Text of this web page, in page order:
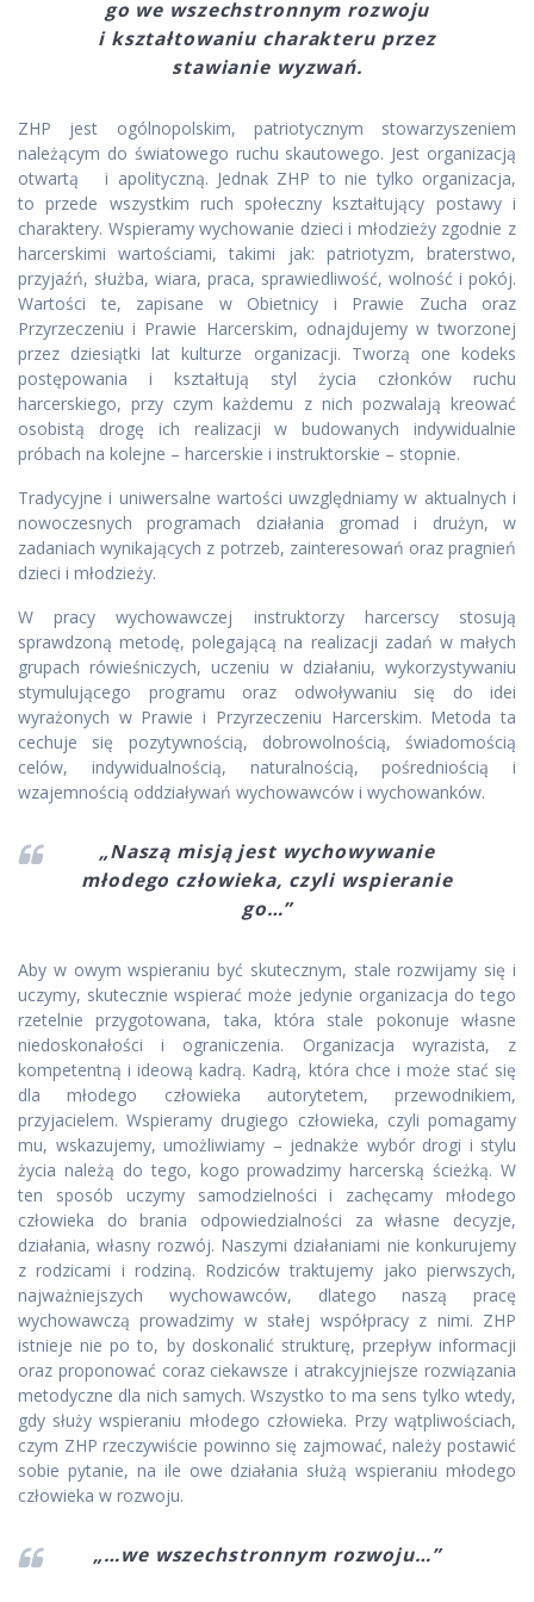
go we wszechstronnym rozwoju
i kształtowaniu charakteru przez
stawianie wyzwań.
ZHP jest ogólnopolskim, patriotycznym stowarzyszeniem
należącym do światowego ruchu skautowego. Jest organizacją
otwartą i apolityczną. Jednak ZHP to nie tylko organizacja,
to przede wszystkim ruch społeczny kształtujący postawy i
charaktery. Wspieramy wychowanie dzieci i młodzieży zgodnie z
harcerskimi wartościami, takimi jak: patriotyzm, braterstwo,
przyjaźń, służba, wiara, praca, sprawiedliwość, wolność i pokój.
Wartości te, zapisane w Obietnicy i Prawie Zucha oraz
Przyrzeczeniu i Prawie Harcerskim, odnajdujemy w tworzonej
przez dziesiątki lat kulturze organizacji. Tworzą one kodeks
postępowania i kształtują styl życia członków ruchu
harcerskiego, przy czym każdemu z nich pozwalają kreować
osobistą drogę ich realizacji w budowanych indywidualnie
próbach na kolejne – harcerskie i instruktorskie – stopnie.
Tradycyjne i uniwersalne wartości uwzględniamy w aktualnych i
nowoczesnych programach działania gromad i drużyn, w
zadaniach wynikających z potrzeb, zainteresowań oraz pragnień
dzieci i młodzieży.
W pracy wychowawczej instruktorzy harcerscy stosują
sprawdzoną metodę, polegającą na realizacji zadań w małych
grupach rówieśniczych, uczeniu w działaniu, wykorzystywaniu
stymulującego programu oraz odwoływaniu się do idei
wyrażonych w Prawie i Przyrzeczeniu Harcerskim. Metoda ta
cechuje się pozytywnością, dobrowolnością, świadomością
celów, indywidualnością, naturalnością, pośredniością i
wzajemnością oddziaływań wychowawców i wychowanków.
„Naszą misją jest wychowywanie
młodego człowieka, czyli wspieranie
go…”
Aby w owym wspieraniu być skutecznym, stale rozwijamy się i
uczymy, skutecznie wspierać może jedynie organizacja do tego
rzetelnie przygotowana, taka, która stale pokonuje własne
niedoskonałości i ograniczenia. Organizacja wyrazista, z
kompetentną i ideową kadrą. Kadrą, która chce i może stać się
dla młodego człowieka autorytetem, przewodnikiem,
przyjacielem. Wspieramy drugiego człowieka, czyli pomagamy
mu, wskazujemy, umożliwiamy – jednakże wybór drogi i stylu
życia należą do tego, kogo prowadzimy harcerską ścieżką. W
ten sposób uczymy samodzielności i zachęcamy młodego
człowieka do brania odpowiedzialności za własne decyzje,
działania, własny rozwój. Naszymi działaniami nie konkurujemy
z rodzicami i rodziną. Rodziców traktujemy jako pierwszych,
najważniejszych wychowawców, dlatego naszą pracę
wychowawczą prowadzimy w stałej współpracy z nimi. ZHP
istnieje nie po to, by doskonalić strukturę, przepływ informacji
oraz proponować coraz ciekawsze i atrakcyjniejsze rozwiązania
metodyczne dla nich samych. Wszystko to ma sens tylko wtedy,
gdy służy wspieraniu młodego człowieka. Przy wątpliwościach,
czym ZHP rzeczywiście powinno się zajmować, należy postawić
sobie pytanie, na ile owe działania służą wspieraniu młodego
człowieka w rozwoju.
„…we wszechstronnym rozwoju…”